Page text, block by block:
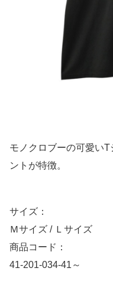
モノクロブーの可愛いT
ントが特徴。
サイズ：
Ｍサイズ / Ｌサイズ
商品コード：
41-201-034-41～